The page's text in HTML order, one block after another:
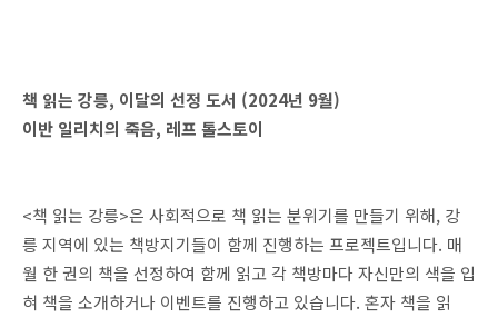
책 읽는 강릉, 이달의 선정 도서 (2024년 9월)
이반 일리치의 죽음, 레프 톨스토이
<책 읽는 강릉>은 사회적으로 책 읽는 분위기를 만들기 위해, 강
릉 지역에 있는 책방지기들이 함께 진행하는 프로젝트입니다. 매
월 한 권의 책을 선정하여 함께 읽고 각 책방마다 자신만의 색을 입
혀 책을 소개하거나 이벤트를 진행하고 있습니다. 혼자 책을 읽